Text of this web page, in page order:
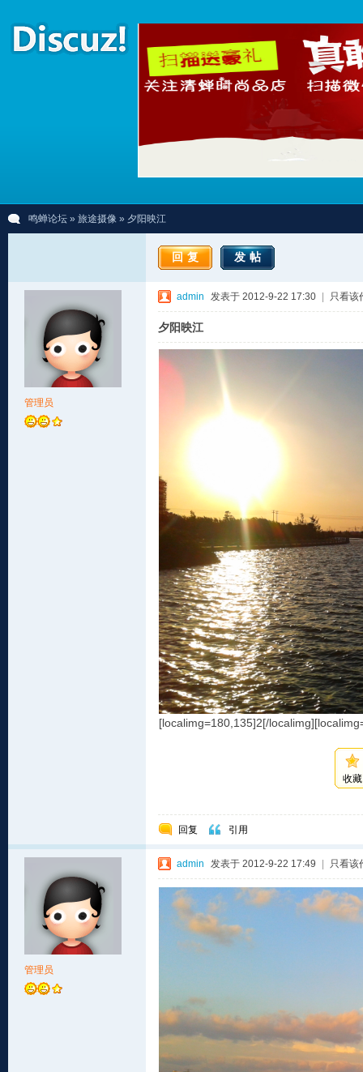
鸣蝉论坛 » 旅途摄像 » 夕阳映江
回复 发帖
管理员
admin 发表于 2012-9-22 17:30 只看该
夕阳映江
[localimg=180,135]2[/
收藏
回复 引用
管理员
admin 发表于 2012-9-22 17:49 只看该